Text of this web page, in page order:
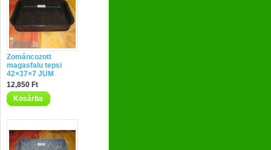
Zománcozott
magasfalu tepsi
42×37×7 JUM
12,850 Ft
Kosárba